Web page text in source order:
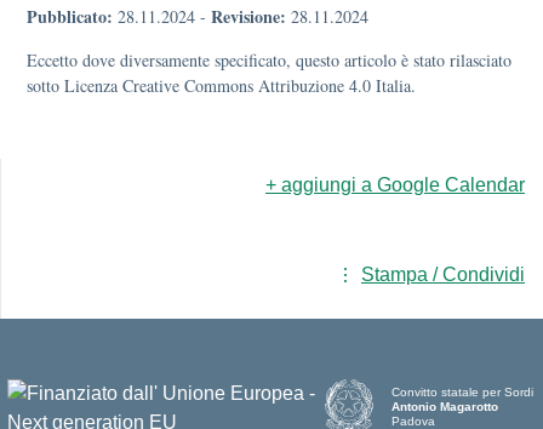
Pubblicato: 28.11.2024 - Revisione: 28.11.2024
Eccetto dove diversamente specificato, questo articolo è stato rilasciato
sotto Licenza Creative Commons Attribuzione 4.0 Italia.
+ aggiungi a Google Calendar
Stampa / Condividi
Convitto statale per Sordi
Antonio Magarotto
Padova